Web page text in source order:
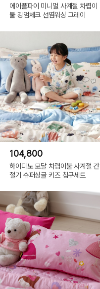
에이플파이 미니멀 사계절 차렵이
불 깅엄체크 선염워싱 그레이
104,800
하이디노 모달 차렵이불 사계절 간
절기 슈퍼싱글 키즈 침구세트